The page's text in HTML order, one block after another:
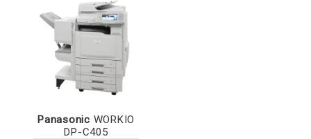
Panasonic WORKIO
DP-C405